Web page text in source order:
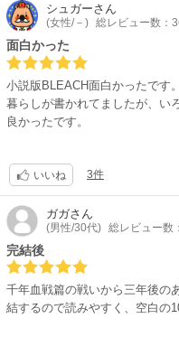
シュガーさん
(女性/－) 総レビュー数：
面白かった
小説版BLEACH面白かったです
暮らしが書かれてましたが、い
良かったです。
いいね 3件
ガガさん
(男性/30代) 総レビュー数
完結後
千年血戦篇の戦いから三年後の
結するので読みやすく、空白の